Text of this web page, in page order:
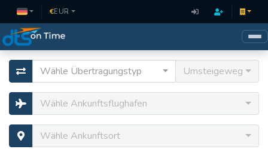
€EUR
Wähle Übertragungstyp Umsteigeweg
Wähle Ankunftsflughafen
Wähle Ankunftsort